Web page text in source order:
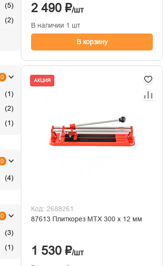
(5)
(2)
0
(1)
(2)
(1)
0
(4)
0
(3)
(1)
2 490 ₽/шт
В наличии 1 шт
В корзину
АКЦИЯ
Код: 2688261
87613 Плиткорез MTX 300 х 12 мм
1 530 ₽/шт